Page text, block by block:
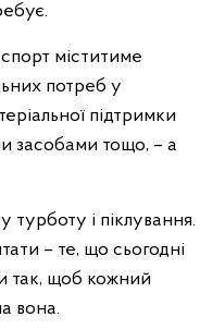
міститиме
потреб у
підтримки
засобами тощо, – а
турботу і піклування.
– те, що сьогодні
так, щоб кожний
вона.